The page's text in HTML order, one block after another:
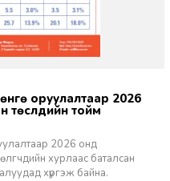
төслүүдийн тойм
2026 онд
хурлаас баталсан
хүргэж байна.